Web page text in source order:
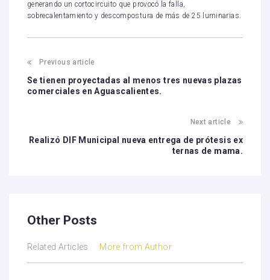
generando un cortocircuito que provocó la falla,
sobrecalentamiento y descompostura de más de 25 luminarias.
Previous article
Se tienen proyectadas al menos tres nuevas plazas
comerciales en Aguascalientes.
Next article
Realizó DIF Municipal nueva entrega de prótesis ex
ternas de mama.
Other Posts
Related Articles More from Author